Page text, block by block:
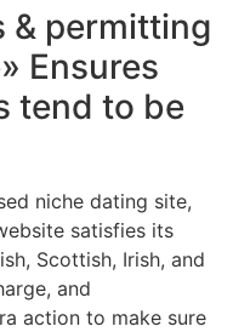
& permitting
Ensures
tend to be
niche dating site,
satisfies its
Scottish, Irish, and
and
action to make sure